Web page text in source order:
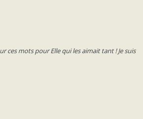
ces mots pour Elle qui les aimait tant ! Je suis